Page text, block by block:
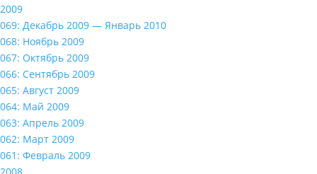
2009
069: Декабрь 2009 — Январь 2010
068: Ноябрь 2009
067: Октябрь 2009
066: Сентябрь 2009
065: Август 2009
064: Май 2009
063: Апрель 2009
062: Март 2009
061: Февраль 2009